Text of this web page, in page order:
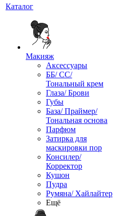
Каталог
Макияж
Аксессуары
ББ/ СС/
Тональный крем
Глаза/ Брови
Губы
База/ Праймер/
Тональная основа
Парфюм
Затирка для
маскировки пор
Консилер/
Корректор
Кушон
Пудра
Румяна/ Хайлайтер
Ещё